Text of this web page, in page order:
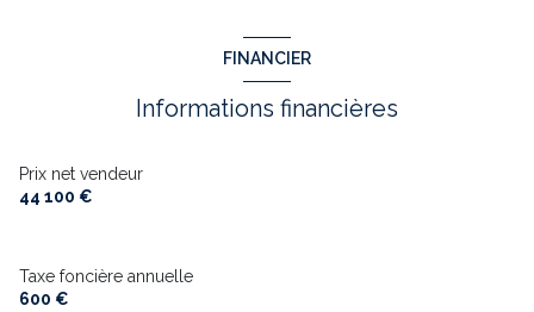
FINANCIER
Informations financières
Prix net vendeur
44 100 €
Taxe foncière annuelle
600 €